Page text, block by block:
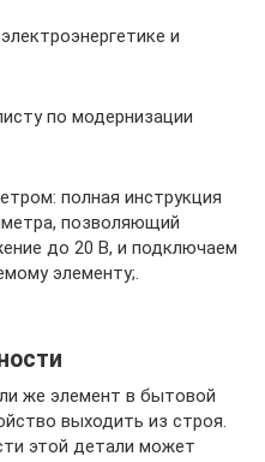
и
по модернизации
полная инструкция
позволяющий
до 20 В, и подключаем
элементу;.
же элемент в бытовой
выходить из строя.
этой детали может